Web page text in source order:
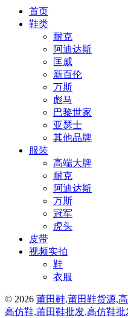
首页
鞋类
耐克
阿迪达斯
匡威
新百伦
万斯
彪马
巴黎世家
亚瑟士
其他品牌
服装
高端大牌
耐克
阿迪达斯
万斯
冠军
虎头
皮带
视频实拍
鞋
衣服
© 2026 莆田鞋,莆田鞋货源,
高仿鞋,莆田鞋批发,高仿鞋